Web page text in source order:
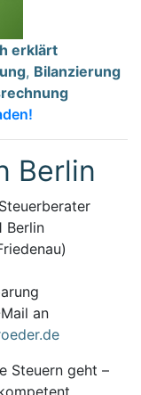
erklärt
, Bilanzierung
Berlin
Berlin
an
Steuern geht –